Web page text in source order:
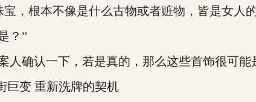
根本不像是什么古物或者赃物，皆是女人
？”
确认一下，若是真的，那么这些首饰很可能是
巨变 重新洗牌的契机